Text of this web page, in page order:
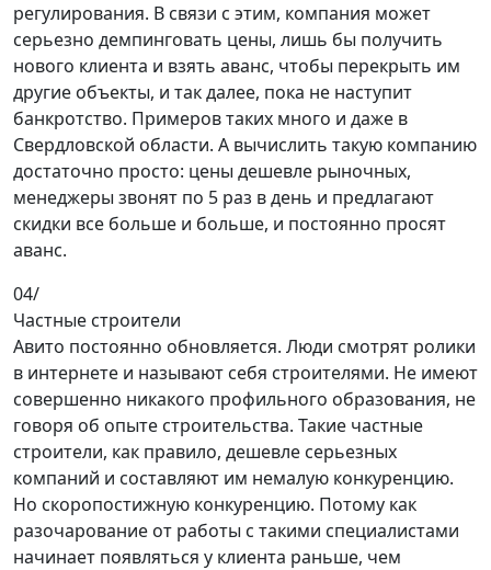
регулирования. В связи с этим, компания может
серьезно демпинговать цены, лишь бы получить
нового клиента и взять аванс, чтобы перекрыть им
другие объекты, и так далее, пока не наступит
банкротство. Примеров таких много и даже в
Свердловской области. А вычислить такую компанию
достаточно просто: цены дешевле рыночных,
менеджеры звонят по 5 раз в день и предлагают
скидки все больше и больше, и постоянно просят
аванс.
04/
Частные строители
Авито постоянно обновляется. Люди смотрят ролики
в интернете и называют себя строителями. Не имеют
совершенно никакого профильного образования, не
говоря об опыте строительства. Такие частные
строители, как правило, дешевле серьезных
компаний и составляют им немалую конкуренцию.
Но скоропостижную конкуренцию. Потому как
разочарование от работы с такими специалистами
начинает появляться у клиента раньше, чем